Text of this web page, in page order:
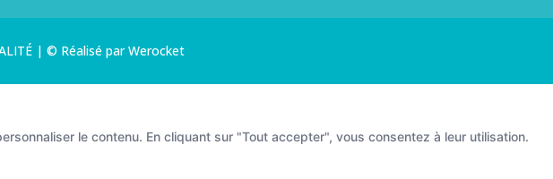
| © Réalisé par Werocket
le contenu. En cliquant sur "Tout accepter", vous consentez à leur utilisation.